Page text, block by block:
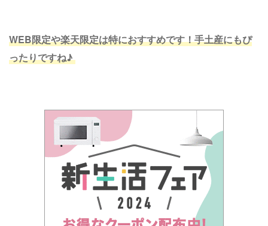
WEB限定や楽天限定は特におすすめです！手土産にもぴ
ったりですね♪